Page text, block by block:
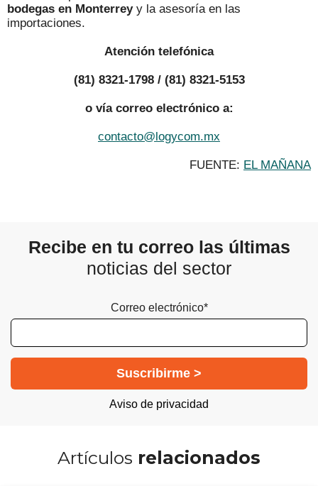
bodegas en Monterreyy la asesoría en las
importaciones.
Atención telefónica
(81) 8321-1798 / (81) 8321-5153
o vía correo electrónico a:
contacto@logycom.mx
FUENTE: EL MAÑANA
Recibe en tu correo las últimas
noticias del sector
Correo electrónico*
Aviso de privacidad
Artículos relacionados